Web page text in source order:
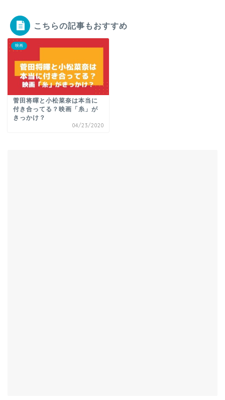
こちらの記事もおすすめ
映画
菅田将暉と小松菜奈は本当に
付き合ってる？映画「糸」が
きっかけ？
04/23/2020